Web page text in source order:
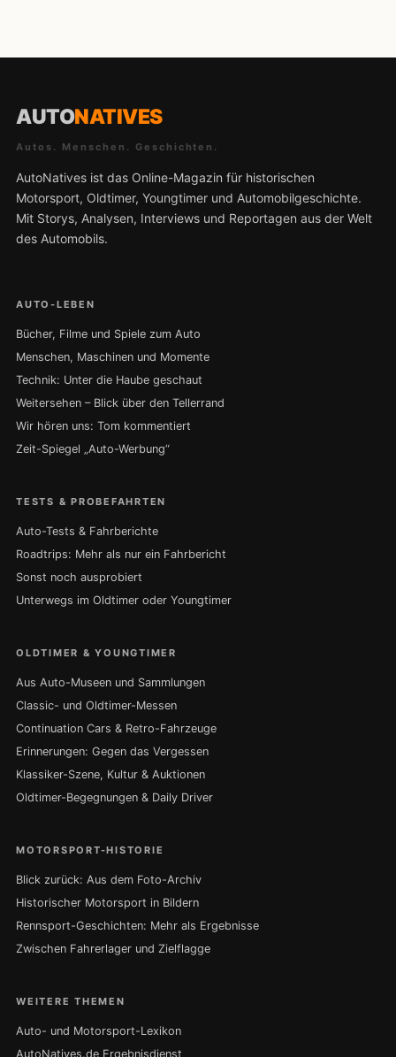
AUTONATIVES
Autos. Menschen. Geschichten.
AutoNatives ist das Online-Magazin für historischen
Motorsport, Oldtimer, Youngtimer und Automobilgeschichte.
Mit Storys, Analysen, Interviews und Reportagen aus der Welt
des Automobils.
AUTO-LEBEN
Bücher, Filme und Spiele zum Auto
Menschen, Maschinen und Momente
Technik: Unter die Haube geschaut
Weitersehen – Blick über den Tellerrand
Wir hören uns: Tom kommentiert
Zeit-Spiegel „Auto-Werbung“
TESTS & PROBEFAHRTEN
Auto-Tests & Fahrberichte
Roadtrips: Mehr als nur ein Fahrbericht
Sonst noch ausprobiert
Unterwegs im Oldtimer oder Youngtimer
OLDTIMER & YOUNGTIMER
Aus Auto-Museen und Sammlungen
Classic- und Oldtimer-Messen
Continuation Cars & Retro-Fahrzeuge
Erinnerungen: Gegen das Vergessen
Klassiker-Szene, Kultur & Auktionen
Oldtimer-Begegnungen & Daily Driver
MOTORSPORT-HISTORIE
Blick zurück: Aus dem Foto-Archiv
Historischer Motorsport in Bildern
Rennsport-Geschichten: Mehr als Ergebnisse
Zwischen Fahrerlager und Zielflagge
WEITERE THEMEN
Auto- und Motorsport-Lexikon
AutoNatives.de Ergebnisdienst